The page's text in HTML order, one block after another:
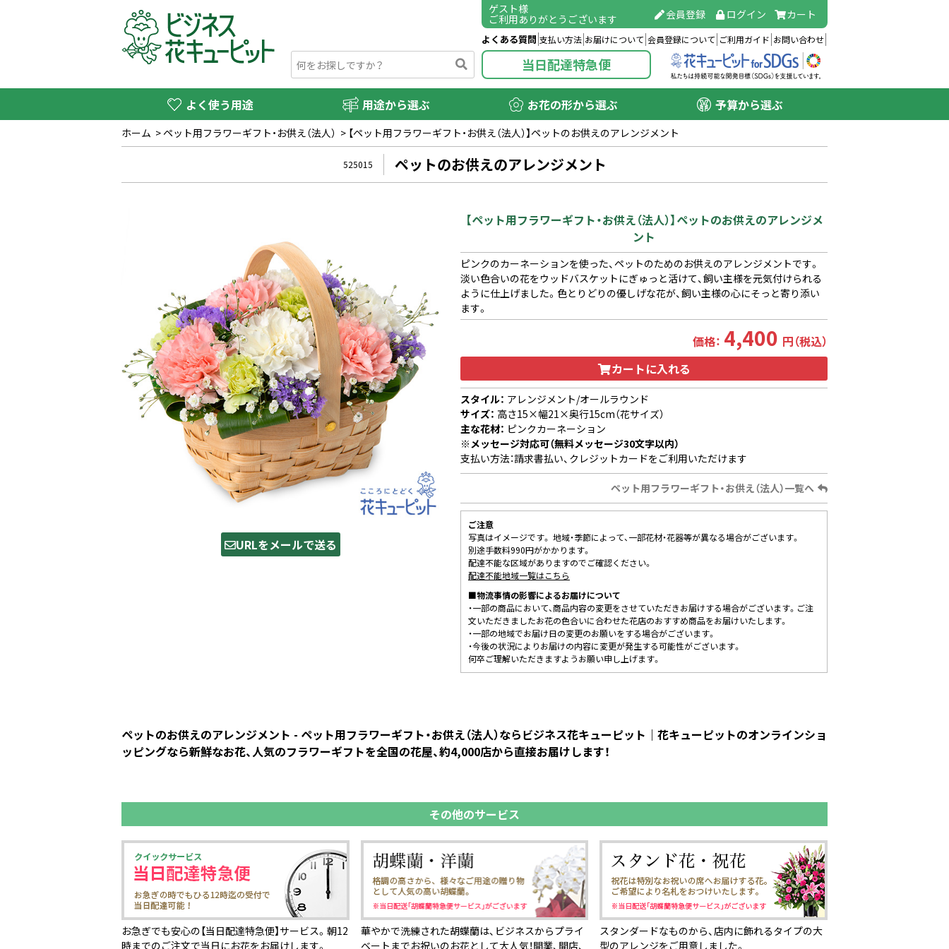
ゲスト様
ご利用ありがとうございます 会員登録 ログイン カート
よくある質問 支払い方法 お届けについて 会員登録について ご利用ガイド お問い合わせ
当日配達特急便
よく使う用途 用途から選ぶ お花の形から選ぶ 予算から選ぶ
ホーム > ペット用フラワーギフト・お供え（法人） > 【ペット用フラワーギフト・お供え（法人）】ペットのお供えのアレンジメント
525015 ペットのお供えのアレンジメント
URLをメールで送る
【ペット用フラワーギフト・お供え（法人）】ペットのお供えのアレンジメ
ント
ピンクのカーネーションを使った、ペットのためのお供えのアレンジメントです。
淡い色合いの花をウッドバスケットにぎゅっと活けて、飼い主様を元気付けられる
ように仕上げました。色とりどりの優しげな花が、飼い主様の心にそっと寄り添い
ます。
価格： 4,400 円（税込）
カートに入れる
スタイル： アレンジメント/オールラウンド
サイズ： 高さ15×幅21×奥行15cm（花サイズ）
主な花材： ピンクカーネーション
※メッセージ対応可（無料メッセージ30文字以内）
支払い方法：請求書払い、クレジットカードをご利用いただけます
ペット用フラワーギフト・お供え（法人）一覧へ
ご注意
写真はイメージです。 地域・季節によって、一部花材・花器等が異なる場合がございます。
別途手数料990円がかかります。
配達不能な区域がありますのでご確認ください。
配達不能地域一覧はこちら
■物流事情の影響によるお届けについて
・一部の商品において、商品内容の変更をさせていただきお届けする場合がございます。ご注
文いただきましたお花の色合いに合わせた花店のおすすめ商品をお届けいたします。
・一部の地域でお届け日の変更のお願いをする場合がございます。
・今後の状況によりお届けの内容に変更が発生する可能性がございます。
何卒ご理解いただきますようお願い申し上げます。
ペットのお供えのアレンジメント - ペット用フラワーギフト・お供え（法人）ならビジネス花キューピット｜花キューピットのオンラインショ
ッピングなら新鮮なお花、人気のフラワーギフトを全国の花屋、約4,000店から直接お届けします！
その他のサービス
お急ぎでも安心の【当日配達特急便】サービス。朝12
時までのご注文で当日にお花をお届けします。
華やかで洗練された胡蝶蘭は、ビジネスからプライ
ベートまでお祝いのお花として大人気！開業、開店、
スタンダードなものから、店内に飾れるタイプの大
型のアレンジをご用意しました。